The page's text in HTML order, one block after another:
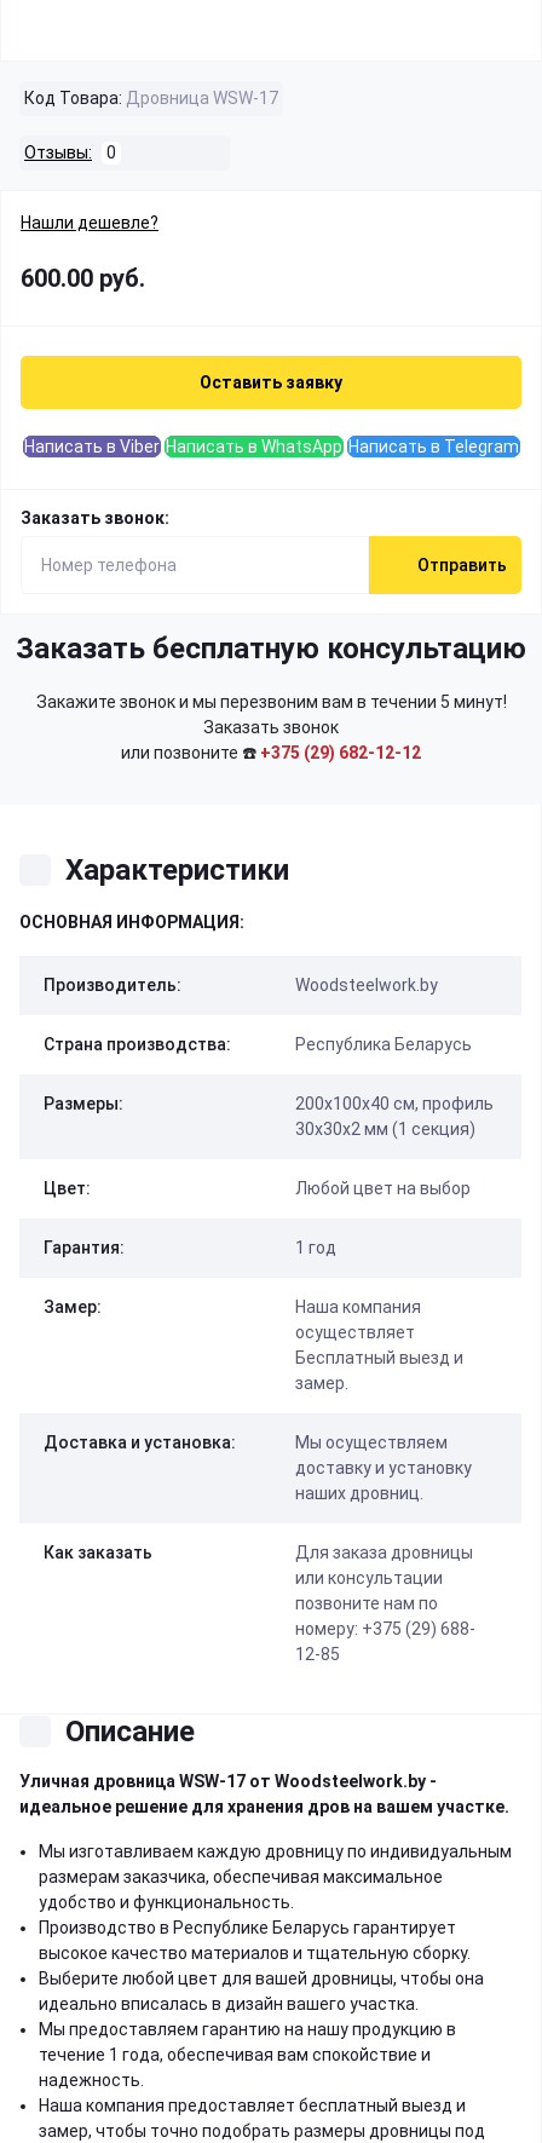
Код Товара: Дровница WSW-17
Отзывы: 0
Нашли дешевле?
600.00 руб.
Оставить заявку
Написать в Viber Написать в WhatsApp Написать в Telegram
Заказать звонок:
Отправить
Заказать бесплатную консультацию
Закажите звонок и мы перезвоним вам в течении 5 минут!
Заказать звонок
или позвоните ☎️ +375 (29) 682-12-12
Характеристики
ОСНОВНАЯ ИНФОРМАЦИЯ:
Производитель: Woodsteelwork.by
Страна производства: Республика Беларусь
Размеры:
200х100х40 см, профиль
30х30х2 мм (1 секция)
Цвет: Любой цвет на выбор
Гарантия: 1 год
Замер:
Наша компания
осуществляет
Бесплатный выезд и
замер.
Доставка и установка:
Мы осуществляем
доставку и установку
наших дровниц.
Как заказать
Для заказа дровницы
или консультации
позвоните нам по
номеру: +375 (29) 688-
12-85
Описание
Уличная дровница WSW-17 от Woodsteelwork.by -
идеальное решение для хранения дров на вашем участке.
Мы изготавливаем каждую дровницу по индивидуальным
размерам заказчика, обеспечивая максимальное
удобство и функциональность.
Производство в Республике Беларусь гарантирует
высокое качество материалов и тщательную сборку.
Выберите любой цвет для вашей дровницы, чтобы она
идеально вписалась в дизайн вашего участка.
Мы предоставляем гарантию на нашу продукцию в
течение 1 года, обеспечивая вам спокойствие и
надежность.
Наша компания предоставляет бесплатный выезд и
замер, чтобы точно подобрать размеры дровницы под